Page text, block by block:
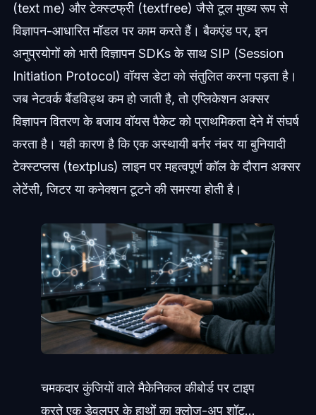
(text me) और टेक्स्टफ्री (textfree) जैसे टूल मुख्य रूप से
विज्ञापन-आधारित मॉडल पर काम करते हैं। बैकएंड पर, इन
अनुप्रयोगों को भारी विज्ञापन SDKs के साथ SIP (Session
Initiation Protocol) वॉयस डेटा को संतुलित करना पड़ता है।
जब नेटवर्क बैंडविड्थ कम हो जाती है, तो एप्लिकेशन अक्सर
विज्ञापन वितरण के बजाय वॉयस पैकेट को प्राथमिकता देने में संघर्ष
करता है। यही कारण है कि एक अस्थायी बर्नर नंबर या बुनियादी
टेक्स्टप्लस (textplus) लाइन पर महत्वपूर्ण कॉल के दौरान अक्सर
लेटेंसी, जिटर या कनेक्शन टूटने की समस्या होती है।
चमकदार कुंजियों वाले मैकेनिकल कीबोर्ड पर टाइप
करते एक डेवलपर के हाथों का क्लोज-अप शॉट...